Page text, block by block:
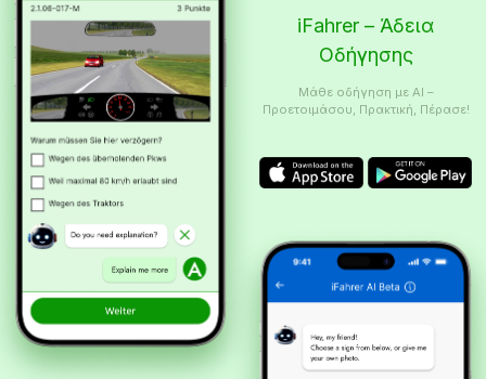
iFahrer – Άδεια
Οδήγησης
Μάθε οδήγηση με AI –
Προετοιμάσου, Πρακτική, Πέρασε!